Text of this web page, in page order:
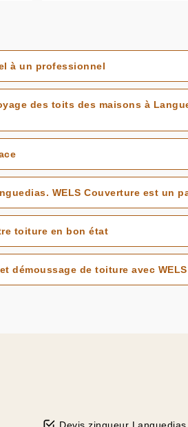
à un professionnel
des toits des maisons à
WELS Couverture est un
toiture en bon état
démoussage de toiture avec